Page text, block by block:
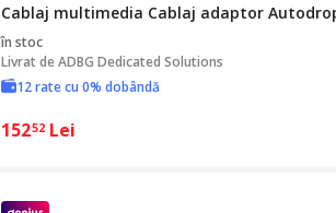
Cablaj multimedia Cablaj adaptor
în stoc
Livrat deADBG Dedicated Solutions
12 rate cu 0% dobândă
15252 Lei